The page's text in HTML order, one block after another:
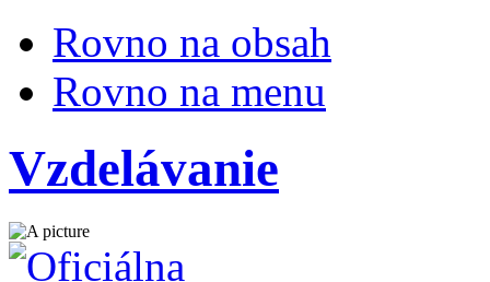
Rovno na obsah
Rovno na menu
Vzdelávanie